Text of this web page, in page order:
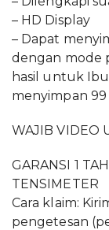
– HD Display
– Dapat
dengan mode
hasil untuk
menyimpan
WAJIB VIDEO
GARANSI 1
TENSIMETER
Cara klaim:
pengetesan